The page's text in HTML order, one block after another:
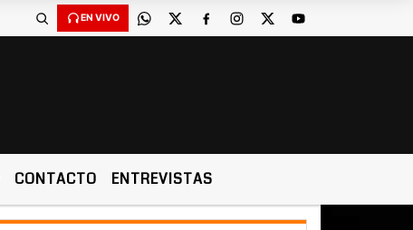
EN VIVO
CONTACTO ENTREVISTAS